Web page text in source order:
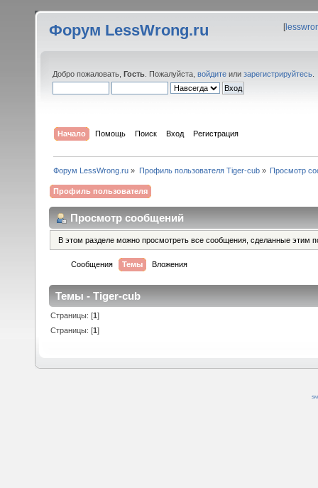
Форум LessWrong.ru [
Добро пожаловать, Гость . Пожалуйста, войдите или зарегистрируйтесь
Начало Помощь Поиск Вход Регистрация
Форум LessWrong.ru » Профиль пользователя Tiger-cub» Просмотр
Профиль пользователя
Просмотр сообщений
В этом разделе можно просмотреть все сообщения, сделанные этим
Сообщения Темы Вложения
Темы - Tiger-cub
Страницы: [1]
Страницы: [1]